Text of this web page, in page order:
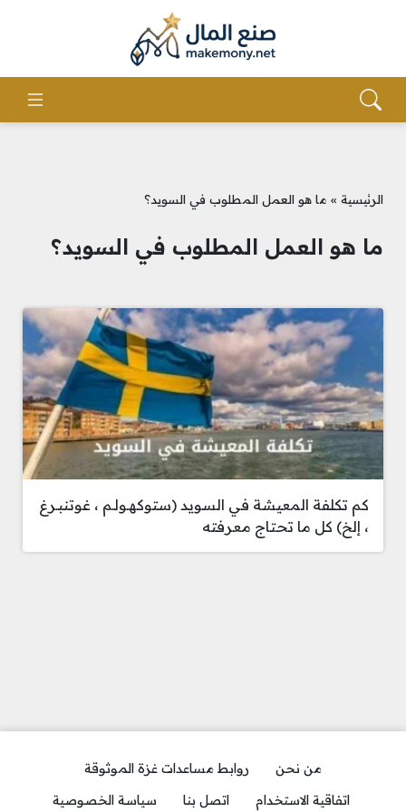
الرئيسية » ما هو العمل المطلوب في السويد؟
ما هو العمل المطلوب في السويد؟
كم تكلفة المعيشة في السويد (ستوكهـولـم ، غوتنبـرغ
، إلخ) كل ما تحتاج معرفته
من نحن
روابط مساعدات غزة الموثوقة
اتفاقية الاستخدام
اتصل بنا سياسة الخصوصية